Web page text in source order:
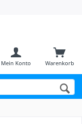
Warenkorb
Mein Konto